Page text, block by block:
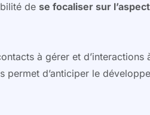
de se focaliser sur
à gérer et d’interactions
permet d’anticiper le